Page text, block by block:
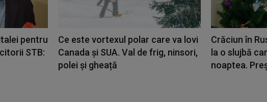
pentru
STB:
Ce este vortexul polar care va lovi
Canada și SUA. Val de frig, ninsori,
polei și gheață
Crăciun în
la o slujbă
noaptea.